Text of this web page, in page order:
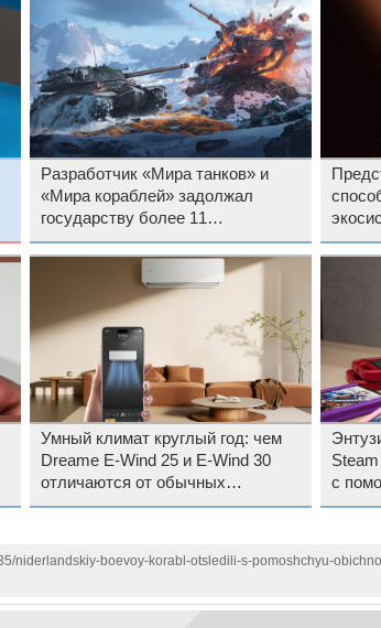
Разработчик «Мира танков» и
«Мира кораблей» задолжал
государству более 11
миллиардов рублей
Умный климат круглый год: чем
Dreame E-Wind 25 и E-Wind 30
отличаются от обычных
кондиционеров
с
niderlandskiy-boevoy-korabl-otsledili-s-pomoshchyu-